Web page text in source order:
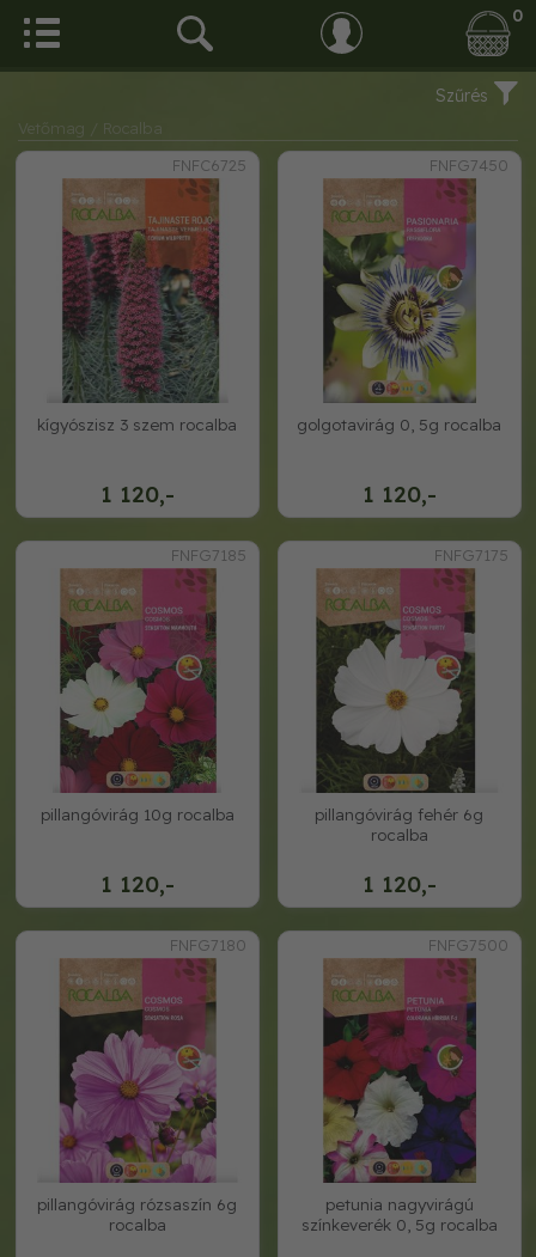
0
Szűrés
Vetőmag
/ Rocalba
FNFC6725
1 120,-
kígyószisz 3 szem rocalba
FNFG7450
1 120,-
golgotavirág 0, 5g rocalba
FNFG7185
1 120,-
pillangóvirág 10g rocalba
FNFG7175
1 120,-
pillangóvirág fehér 6g
rocalba
FNFG7180
pillangóvirág rózsaszín 6g
rocalba
FNFG7500
petunia nagyvirágú
színkeverék 0, 5g rocalba